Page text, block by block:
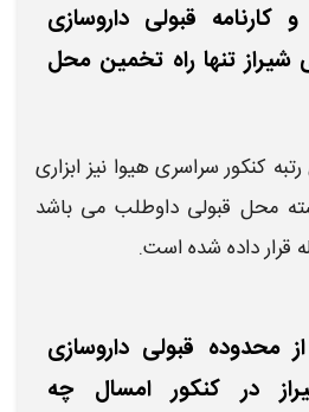
قبولی داروسازی
شیراز تنها راه تخمین محل
کنکور سراسری هیوا نیز ابزاری
محل قبولی داوطلب می باشد
قرار داده شده است.
محدوده قبولی داروسازی
در کنکور امسال چه